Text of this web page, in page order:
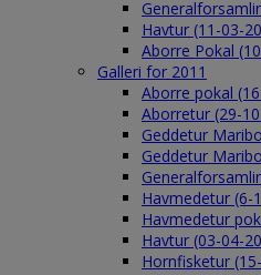
Havtur (11-03-
Aborre Pokal
Galleri for 2011
Aborre pokal
Aborretur (29-
Geddetur
Geddetur
Havmedetur (6-
Havmedetur
Havtur (03-04-
Hornfisketur